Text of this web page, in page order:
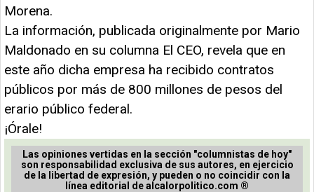
Morena.
La información, publicada originalmente por Mario
Maldonado en su columna El CEO, revela que en
este año dicha empresa ha recibido contratos
públicos por más de 800 millones de pesos del
erario público federal.
¡Órale!
Las opiniones vertidas en la sección "columnistas de hoy"
son responsabilidad exclusiva de sus autores, en ejercicio
de la libertad de expresión, y pueden o no coincidir con la
línea editorial de alcalorpolitico.com ®